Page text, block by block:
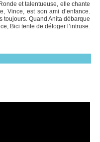
et talentueuse, elle chante
Vince, est son ami d’enfance.
toujours. Quand Anita débarque
Bici tente de déloger l’intruse.